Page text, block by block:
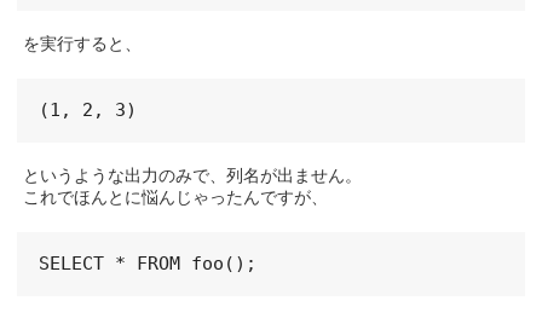
を実行すると、
(1, 2, 3)
というような出力のみで、列名が出ません。
これでほんとに悩んじゃったんですが、
SELECT * FROM foo();